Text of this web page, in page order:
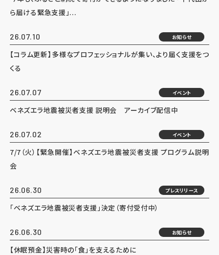
ら届ける緊急支援」...
26.07.10 お知らせ
【コラム更新】多様なプロフェッショナルが集い、より届く支援をつ
くる
26.07.07 イベント
ベネズエラ地震被災者支援 説明会 アーカイブ配信中
26.07.02 イベント
7/7（火）【緊急開催】ベネズエラ地震被災者支援 プログラム説明
会
26.06.30 プレスリリース
「ベネズエラ地震被災者支援」決定（寄付受付中）
26.06.30 お知らせ
【休眠預金】災害時の「食」を支えるために